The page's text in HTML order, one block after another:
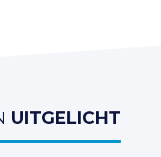
UITGELICHT